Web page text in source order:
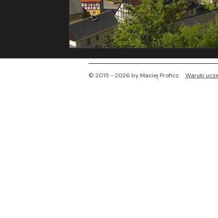
​© 2015 - 2026 by Maciej Proficz. Waruki